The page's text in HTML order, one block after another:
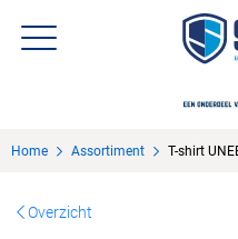
Over Sisa
KMS
Home Assortiment T-shirt
Overzicht